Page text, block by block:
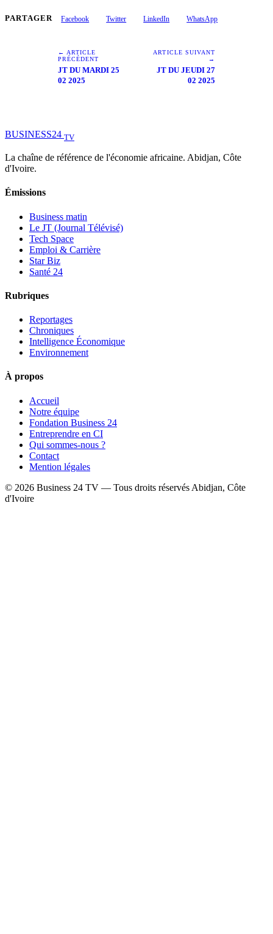
PARTAGER Facebook Twitter LinkedIn WhatsApp
← ARTICLE
PRÉCÉDENT
JT DU MARDI 25
02 2025
ARTICLE SUIVANT
→
JT DU JEUDI 27
02 2025
BUSINESS24 TV
La chaîne de référence de l'économie africaine. Abidjan, Côte
d'Ivoire.
Émissions
Business matin
Le JT (Journal Télévisé)
Tech Space
Emploi & Carrière
Star Biz
Santé 24
Rubriques
Reportages
Chroniques
Intelligence Économique
Environnement
À propos
Accueil
Notre équipe
Fondation Business 24
Entreprendre en CI
Qui sommes-nous ?
Contact
Mention légales
© 2026 Business 24 TV — Tous droits réservés Abidjan, Côte
d'Ivoire